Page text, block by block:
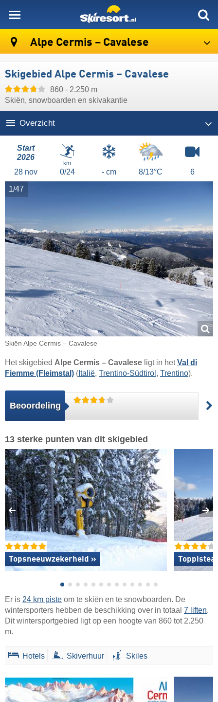
Alpe Cermis – Cavalese
Skigebied Alpe Cermis – Cavalese
860 - 2.250 m
Skiën, snowboarden en skivakantie
Overzicht
Start
2026
28 nov
km
0/24 - cm 8/13°C 6
1/47
Skiën Alpe Cermis – Cavalese
Het skigebied Alpe Cermis – Cavalese ligt in hetVal di
Fiemme (Fleimstal) ( Italië, Trentino-Südtirol , Trentino).
Beoordeling
13 sterke punten van dit skigebied
Topsneeuwzekerheid »
Er is 24 km piste om te skiën en te snowboarden. De
wintersporters hebben de beschikking over in totaal 7 liften.
Dit wintersportgebied ligt op een hoogte van 860 tot 2.250
m.
Hotels Skiverhuur Skiles